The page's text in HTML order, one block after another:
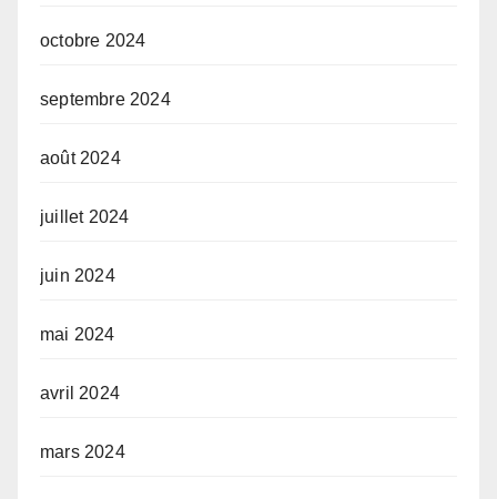
octobre 2024
septembre 2024
août 2024
juillet 2024
juin 2024
mai 2024
avril 2024
mars 2024